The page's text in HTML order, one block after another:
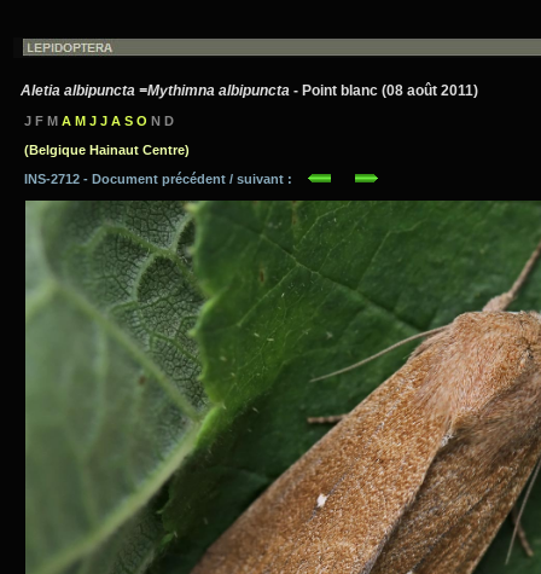
Aletia albipuncta =Mythimna albipuncta - Point blanc (08 août 2011)
J F M A M J J A S O N D
(Belgique Hainaut Centre)
INS-2712 - Document précédent / suivant :